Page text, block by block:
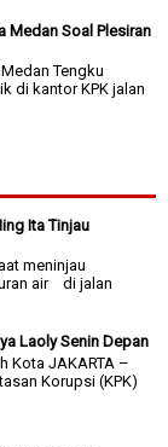
Medan Soal Plesiran
Tengku
di kantor KPK jalan
Ita Tinjau
meninjau
air di jalan
Laoly Senin Depan
Kota JAKARTA –
Korupsi (KPK)